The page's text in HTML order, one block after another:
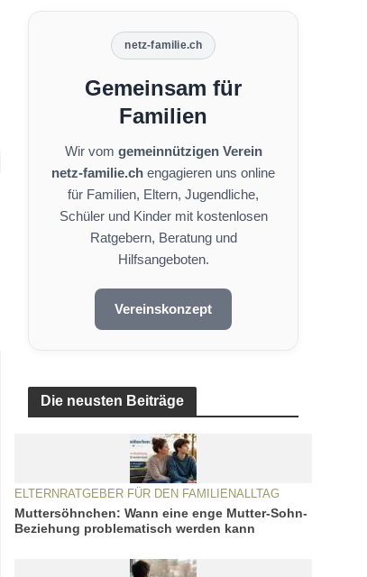
netz-familie.ch
Gemeinsam für
Familien
Wir vom gemeinnützigen Verein
netz-familie.ch engagieren uns online
für Familien, Eltern, Jugendliche,
Schüler und Kinder mit kostenlosen
Ratgebern, Beratung und
Hilfsangeboten.
Vereinskonzept
Die neusten Beiträge
ELTERNRATGEBER FÜR DEN FAMILIENALLTAG
Muttersöhnchen: Wann eine enge Mutter-Sohn-
Beziehung problematisch werden kann